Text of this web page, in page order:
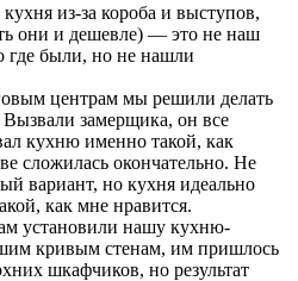
из-за короба и выступов,
они и дешевле) — это не наш
были, но не нашли
центрам мы решили делать
замерщика, он все
кухню именно такой, как
сложилась окончательно. Не
вариант, но кухня идеально
как мне нравится.
установили нашу кухню-
кривым стенам, им пришлось
шкафчиков, но результат